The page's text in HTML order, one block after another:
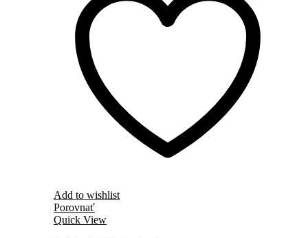
Add to wishlist
Porovnať
Quick View